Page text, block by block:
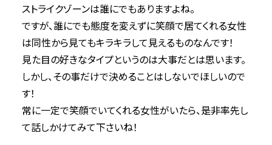
ストライクゾーンは誰にでもありますよね。
ですが、誰にでも態度を変えずに笑顔で居てくれる女性
は同性から見てもキラキラして見えるものなんです！
見た目の好きなタイプというのは大事だとは思います。
しかし、その事だけで決めることはしないでほしいので
す！
常に一定で笑顔でいてくれる女性がいたら、是非率先し
て話しかけてみて下さいね！